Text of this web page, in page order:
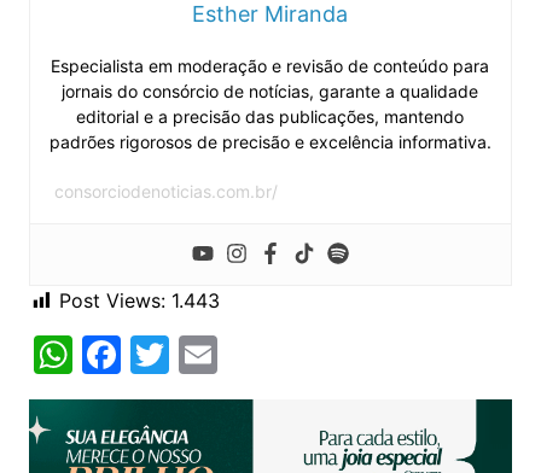
Esther Miranda
Especialista em moderação e revisão de conteúdo para
jornais do consórcio de notícias, garante a qualidade
editorial e a precisão das publicações, mantendo
padrões rigorosos de precisão e excelência informativa.
consorciodenoticias.com.br/
Post Views: 1.443
W
h
at
F
a
c
T
w
itt
E
m